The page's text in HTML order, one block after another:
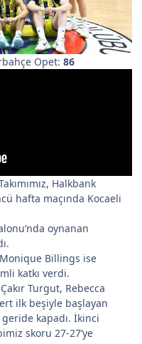
Opet: 86
Halkbank
hafta maçında Kocaeli
oynanan
Billings ise
katkı verdi.
Turgut, Rebecca
ilk beşiyle başlayan
kapadı. İkinci
skoru 27-27’ye